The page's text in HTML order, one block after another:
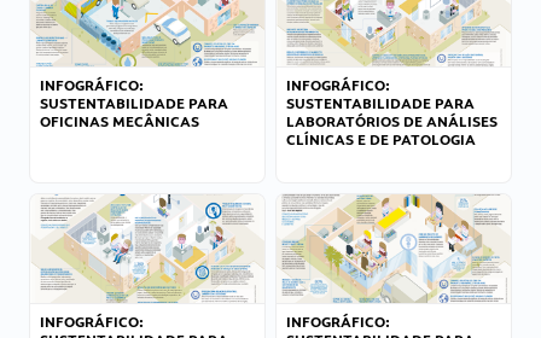
INFOGRÁFICO:
SUSTENTABILIDADE PARA
OFICINAS MECÂNICAS
INFOGRÁFICO:
SUSTENTABILIDADE PARA
LABORATÓRIOS DE ANÁLISES
CLÍNICAS E DE PATOLOGIA
INFOGRÁFICO:
INFOGRÁFICO: